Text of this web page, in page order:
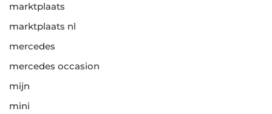
marktplaats
marktplaats nl
mercedes
mercedes occasion
mijn
mini